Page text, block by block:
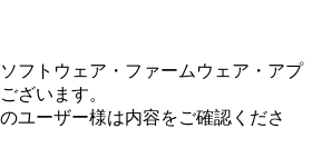
フトウェア・ファームウェア・アプ
ざいます。
ユーザー様は内容をご確認くださ